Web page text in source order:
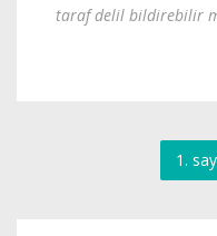
taraf delil bildirebilir
1.